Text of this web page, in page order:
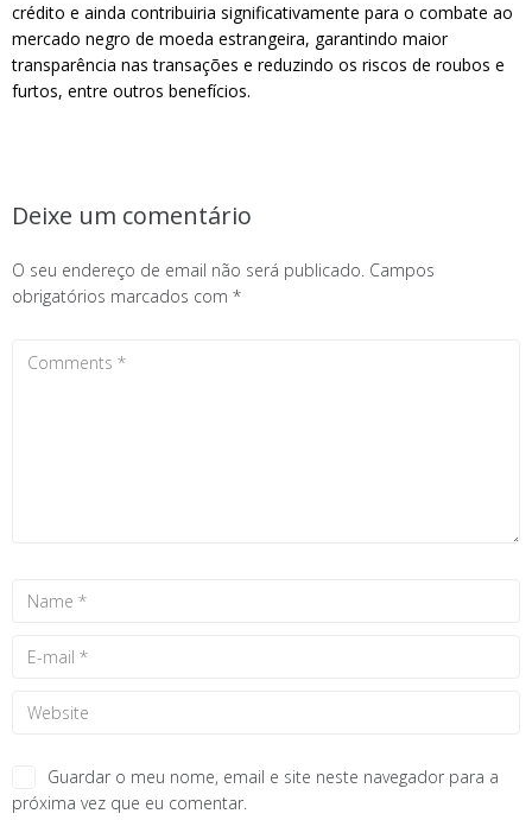
crédito e ainda contribuiria significativamente para o combate ao
mercado negro de moeda estrangeira, garantindo maior
transparência nas transações e reduzindo os riscos de roubos e
furtos, entre outros benefícios.
Deixe um comentário
O seu endereço de email não será publicado. Campos
obrigatórios marcados com *
Guardar o meu nome, email e site neste navegador para a
próxima vez que eu comentar.